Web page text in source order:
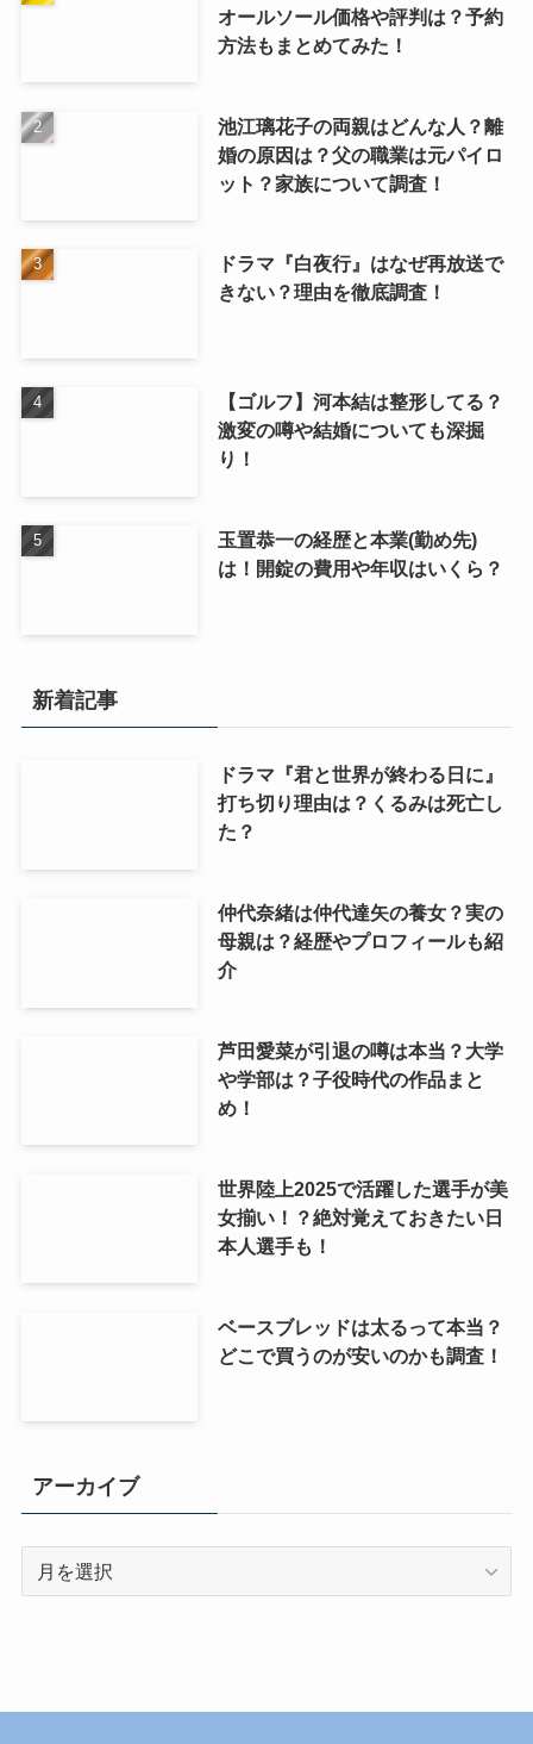
オールソール価格や評判は？予約
方法もまとめてみた！
池江璃花子の両親はどんな人？離
婚の原因は？父の職業は元パイロ
ット？家族について調査！
ドラマ『白夜行』はなぜ再放送で
きない？理由を徹底調査！
【ゴルフ】河本結は整形してる？
激変の噂や結婚についても深掘
り！
玉置恭一の経歴と本業(勤め先)
は！開錠の費用や年収はいくら？
新着記事
ドラマ『君と世界が終わる日に』
打ち切り理由は？くるみは死亡し
た？
仲代奈緒は仲代達矢の養女？実の
母親は？経歴やプロフィールも紹
介
芦田愛菜が引退の噂は本当？大学
や学部は？子役時代の作品まと
め！
世界陸上2025で活躍した選手が美
女揃い！？絶対覚えておきたい日
本人選手も！
ベースブレッドは太るって本当？
どこで買うのが安いのかも調査！
アーカイブ